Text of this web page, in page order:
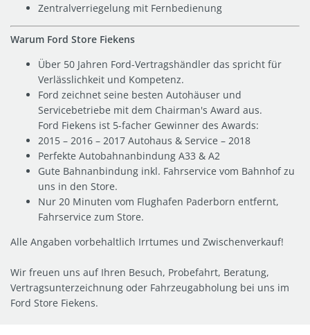
Zentralverriegelung mit Fernbedienung
Warum Ford Store Fiekens
Über 50 Jahren Ford-Vertragshändler das spricht für
Verlässlichkeit und Kompetenz.
Ford zeichnet seine besten Autohäuser und
Servicebetriebe mit dem Chairman's Award aus.
Ford Fiekens ist 5-facher Gewinner des Awards:
2015 – 2016 – 2017 Autohaus & Service – 2018
Perfekte Autobahnanbindung A33 & A2
Gute Bahnanbindung inkl. Fahrservice vom Bahnhof zu
uns in den Store.
Nur 20 Minuten vom Flughafen Paderborn entfernt,
Fahrservice zum Store.
Alle Angaben vorbehaltlich Irrtumes und Zwischenverkauf!
Wir freuen uns auf Ihren Besuch, Probefahrt, Beratung,
Vertragsunterzeichnung oder Fahrzeugabholung bei uns im
Ford Store Fiekens.